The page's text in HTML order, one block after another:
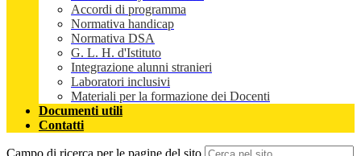
Accordi di programma
Normativa handicap
Normativa DSA
G. L. H. d'Istituto
Integrazione alunni stranieri
Laboratori inclusivi
Materiali per la formazione dei Docenti
Documenti utili
Contatti